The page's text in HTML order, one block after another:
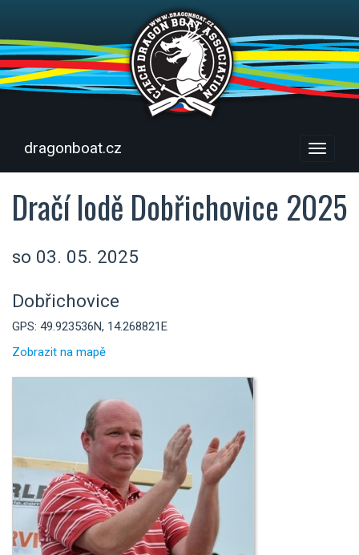
Menu
dragonboat.cz
Dračí lodě Dobřichovice 2025
so 03. 05. 2025
Dobřichovice
GPS: 49.923536N, 14.268821E
Zobrazit na mapě